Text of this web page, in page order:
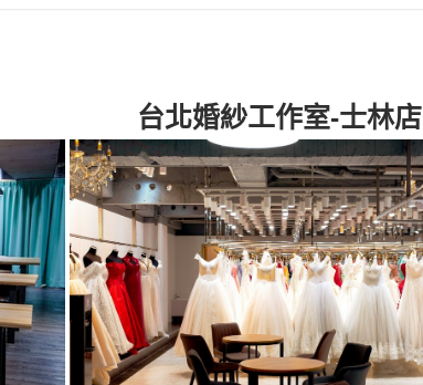
台北婚紗工作室-士林店